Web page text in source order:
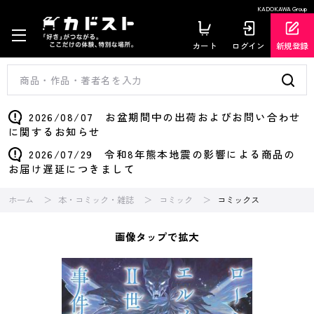
KADOKAWA Group
カート ログイン 新規登録
2026/08/07 お盆期間中の出荷およびお問い合わせ
に関するお知らせ
2026/07/29 令和8年熊本地震の影響による商品の
お届け遅延につきまして
ホーム 本・コミック・雑誌 コミック コミックス
画像タップで拡大